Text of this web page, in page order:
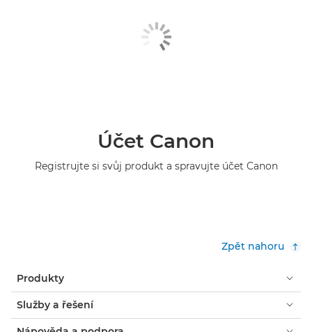
Účet Canon
Registrujte si svůj produkt a spravujte účet Canon
Zpět nahoru
Produkty
Služby a řešení